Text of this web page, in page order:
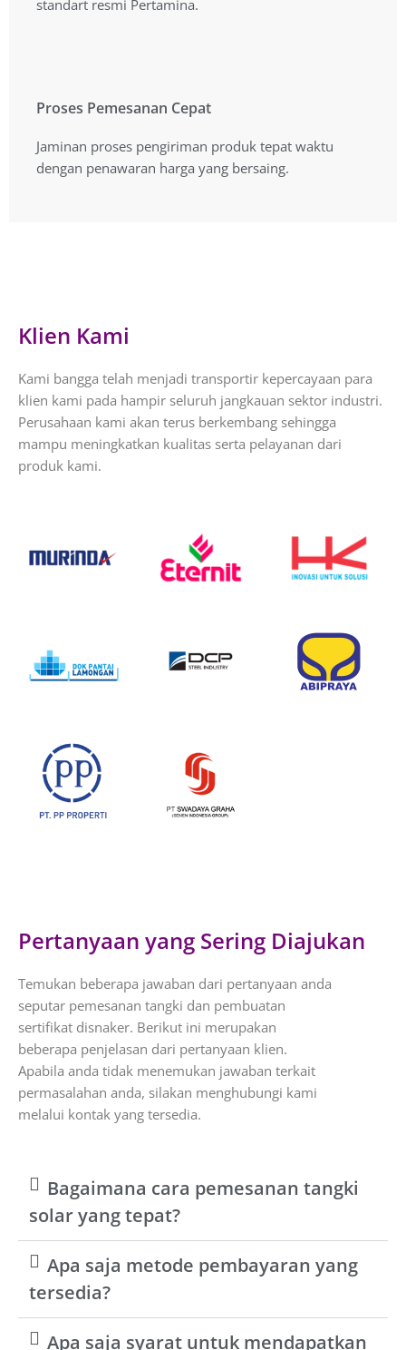
standart resmi Pertamina.
Proses Pemesanan Cepat
Jaminan proses pengiriman produk tepat waktu
dengan penawaran harga yang bersaing.
Proses Pemesanan Cepat
Jaminan proses pengiriman produk tepat waktu
dengan penawaran harga yang bersaing.
Klien Kami
Kami bangga telah menjadi transportir kepercayaan para
klien kami pada hampir seluruh jangkauan sektor industri.
Perusahaan kami akan terus berkembang sehingga
mampu meningkatkan kualitas serta pelayanan dari
produk kami.
Pertanyaan yang Sering Diajukan
Temukan beberapa jawaban dari pertanyaan anda
seputar pemesanan tangki dan pembuatan
sertifikat disnaker. Berikut ini merupakan
beberapa penjelasan dari pertanyaan klien.
Apabila anda tidak menemukan jawaban terkait
permasalahan anda, silakan menghubungi kami
melalui kontak yang tersedia.
Bagaimana cara pemesanan tangki
solar yang tepat?
Apa saja metode pembayaran yang
tersedia?
Apa saja syarat untuk mendapatkan